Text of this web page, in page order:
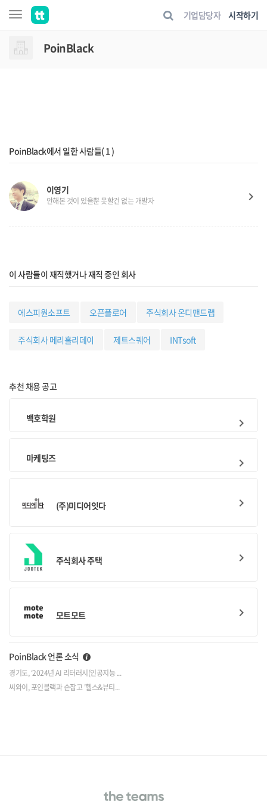
기업담당자 시작하기
PoinBlack
PoinBlack에서 일한 사람들( 1 )
이영기
안해본 것이 있을뿐 못할건 없는 개발자 keyboard_arrow_right
이 사람들이 재직했거나 재직 중인 회사
에스피원소프트 오픈플로어 주식회사 온디맨드랩
주식회사 메리홀리데이 제트스퀘어 INTsoft
추천 채용 공고
백호학원 keyboard_arrow_right
마케팅즈 keyboard_arrow_right
(주)미디어잇다 keyboard_arrow_right
주식회사 주택 keyboard_arrow_right
모트모트 keyboard_arrow_right
PoinBlack 언론 소식
경기도, ‘2024년 AI 리터러시(인공지능 ...
씨와이, 포인블랙과 손잡고 '헬스&뷰티...